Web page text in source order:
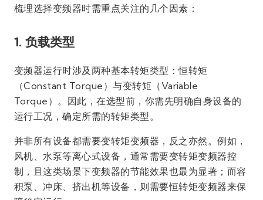
梳理选择变频器时需重点关注的几个因素：
1. 负载类型
变频器运行时涉及两种基本转矩类型：恒转矩
（Constant Torque）与变转矩（Variable
Torque）。因此，在选型前，你需先明确自身设备的
运行工况，确定所需的转矩类型。
并非所有设备都需要变转矩变频器，反之亦然。例如，
风机、水泵等离心式设备，通常需要变转矩变频器控
制，且这类场景下变频器的节能效果也最为显著；而容
积泵、冲床、挤出机等设备，则需要恒转矩变频器来保